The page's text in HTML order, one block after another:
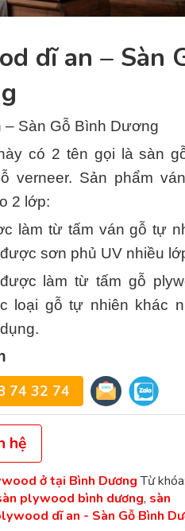
dĩ an – Sàn
– Sàn Gỗ Bình Dương
có 2 tên gọi là sàn
verneer. Sản phẩm
2 lớp:
làm từ tấm ván gỗ tự
sơn phủ UV nhiều
làm từ tấm gỗ
loại gỗ tự nhiên khác
74 32 74
hệ
ở tại Bình Dương Từ khóa:
plywood bình dương, sàn
dĩ an - Sàn Gỗ Bình